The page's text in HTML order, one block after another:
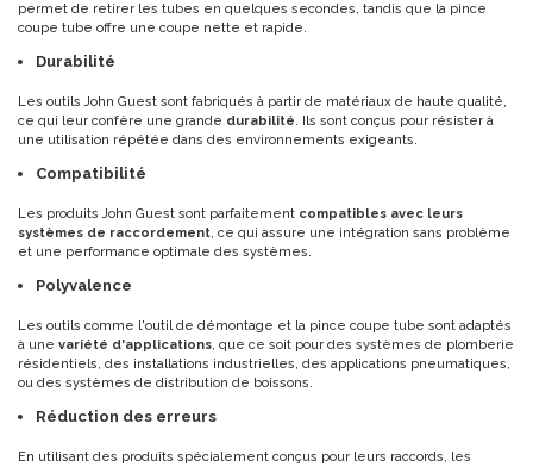
permet de retirer les tubes en quelques secondes, tandis que la pince
coupe tube offre une coupe nette et rapide.
Durabilité
Les outils John Guest sont fabriqués à partir de matériaux de haute qualité,
ce qui leur confère une grande durabilité. Ils sont conçus pour résister à
une utilisation répétée dans des environnements exigeants.
Compatibilité
Les produits John Guest sont parfaitement compatibles avec leurs
systèmes de raccordement, ce qui assure une intégration sans problème
et une performance optimale des systèmes.
Polyvalence
Les outils comme l'outil de démontage et la pince coupe tube sont adaptés
à une variété d'applications, que ce soit pour des systèmes de plomberie
résidentiels, des installations industrielles, des applications pneumatiques,
ou des systèmes de distribution de boissons.
Réduction des erreurs
En utilisant des produits spécialement conçus pour leurs raccords, les